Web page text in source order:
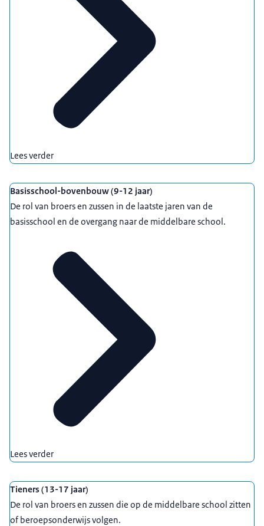
Lees verder
Basisschool-bovenbouw (9-12 jaar)
De rol van broers en zussen in de laatste jaren van de
basisschool en de overgang naar de middelbare school.
Lees verder
Tieners (13-17 jaar)
De rol van broers en zussen die op de middelbare school zitten
of beroepsonderwijs volgen.